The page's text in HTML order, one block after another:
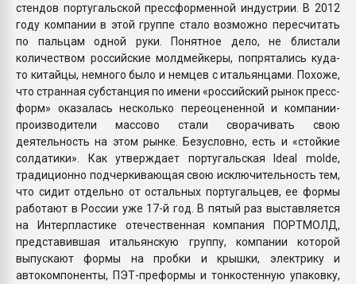
стендов португальской прессформенной индустрии. В 2012
году компании в этой группе стало возможно пересчитать
по пальцам одной руки. Понятное дело, не блистали
количеством российские молдмейкеры, попрятались куда-
то китайцы, немного было и немцев с итальянцами. Похоже,
что странная субстанция по имени «российский рынок пресс-
форм» оказалась несколько переоцененной и компании-
производители массово стали сворачивать свою
деятельность на этом рынке. Безусловно, есть и «стойкие
солдатики». Как утверждает португальская Ideal molde,
традиционно подчеркивающая свою исключительность тем,
что сидит отдельно от остальных португальцев, ее формы
работают в России уже 17-й год. В пятый раз выставляется
на Интерпластике отечественная компания ПОРТМОЛД,
представившая итальянскую группу, компании которой
выпускают формы на пробки и крышки, электрику и
автокомпоненты, ПЭТ-преформы и тонкостенную упаковку,